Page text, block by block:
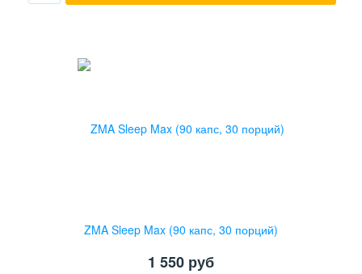
ZMA Sleep Max (90 капс, 30 порций)
1 550 руб